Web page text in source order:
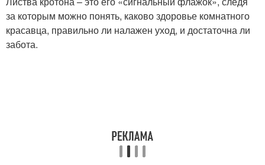
за которым можно понять, каково здоровье комнатного
красавца, правильно ли налажен уход, и достаточна ли
забота.